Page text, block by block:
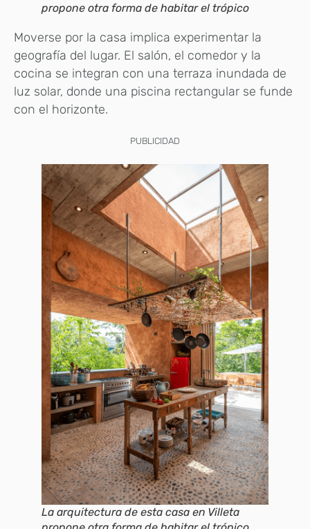
propone otra forma de habitar el trópico
Moverse por la casa implica experimentar la
geografía del lugar. El salón, el comedor y la
cocina se integran con una terraza inundada de
luz solar, donde una piscina rectangular se funde
con el horizonte.
PUBLICIDAD
La arquitectura de esta casa en Villeta